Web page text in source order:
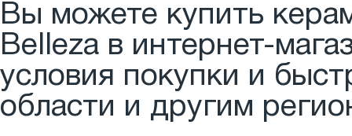
Вы можете купить
Belleza в интернет-
условия покупки и
области и другим